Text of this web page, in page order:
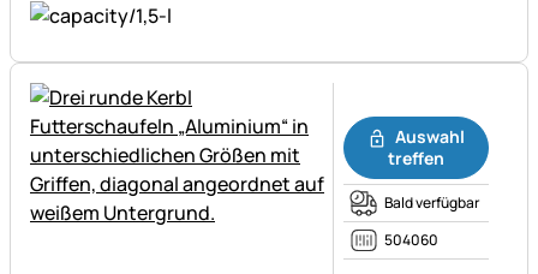
Auswahl
treffen
Bald verfügbar
504060